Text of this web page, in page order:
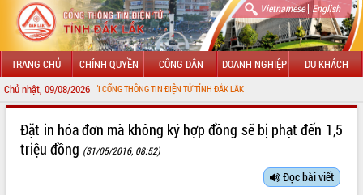
Vietnamese| English
TRANG CHỦ CHÍNH QUYỀN CÔNG DÂN DOANH NGHIỆP DU KHÁCH
Chủ nhật, 09/08/2026
ĐẾN VỚI CỔNG THÔNG TIN ĐIỆN TỬ TỈNH ĐẮK LẮK
LÃNH ĐẠO UBND TỈNH
Đặt in hóa đơn mà không ký hợp đồng sẽ bị phạt đến 1,5
triệu đồng (31/05/2016, 08:52)
Đọc bài viết